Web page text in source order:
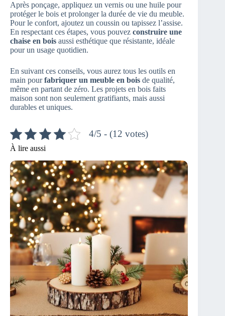
Après ponçage, appliquez un vernis ou une huile pour
protéger le bois et prolonger la durée de vie du meuble.
Pour le confort, ajoutez un coussin ou tapissez l’assise.
En respectant ces étapes, vous pouvez construire une
chaise en bois aussi esthétique que résistante, idéale
pour un usage quotidien.
En suivant ces conseils, vous aurez tous les outils en
main pourfabriquer un meuble en bois de qualité,
même en partant de zéro. Les projets en bois faits
maison sont non seulement gratifiants, mais aussi
durables et uniques.
4/5 - (12 votes)
À lire aussi